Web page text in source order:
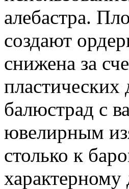
алебастра.
создают
снижена за
балюстрад с
ювелирным
столько к